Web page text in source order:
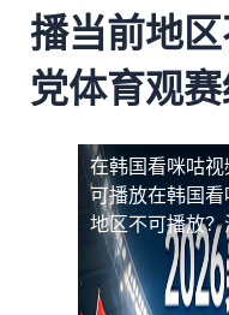
播当前地
党体育观
在韩国看咪咕
可播放在韩国
地区不可播放